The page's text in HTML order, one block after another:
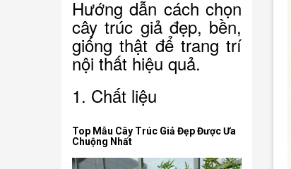
Hướng dẫn cách chọn
cây trúc giả đẹp, bền,
giống thật để trang trí
nội thất hiệu quả.
1. Chất liệu
Top Mẫu Cây Trúc Giả Đẹp Được Ưa
Chuộng Nhất